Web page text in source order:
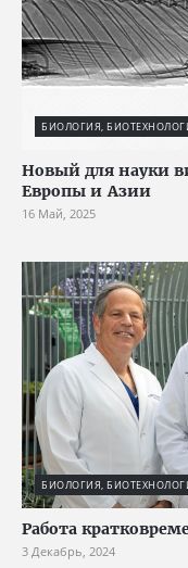
БИОЛОГИЯ,
Новый для науки
Европы и Азии
16 Май, 2025
БИОЛОГИЯ,
Работа
3 Декабрь, 2024